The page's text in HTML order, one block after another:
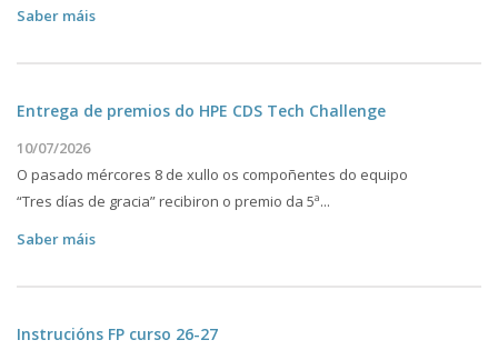
Saber máis
Entrega de premios do HPE CDS Tech Challenge
10/07/2026
O pasado mércores 8 de xullo os compoñentes do equipo
“Tres días de gracia” recibiron o premio da 5ª...
Saber máis
Instrucións FP curso 26-27